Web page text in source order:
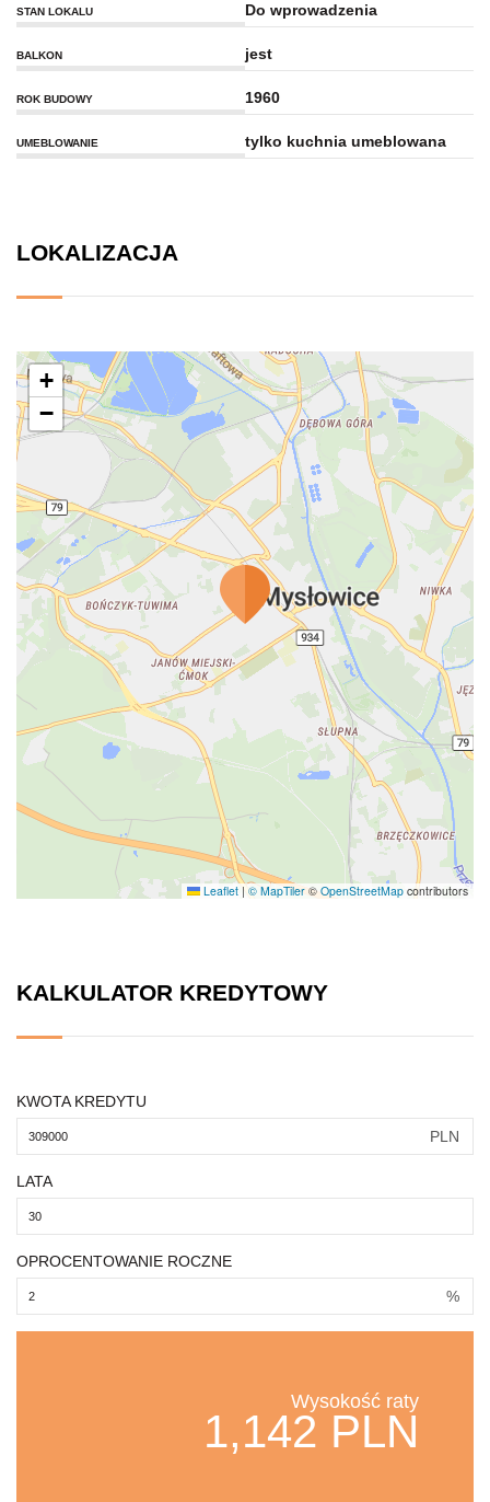
STAN LOKALU Do wprowadzenia
BALKON jest
ROK BUDOWY 1960
UMEBLOWANIE tylko kuchnia umeblowana
LOKALIZACJA
+
−
Leaflet | © MapTiler © OpenStreetMap contributors
KALKULATOR KREDYTOWY
KWOTA KREDYTU
PLN
LATA
OPROCENTOWANIE ROCZNE
%
Wysokość raty
1,142 PLN